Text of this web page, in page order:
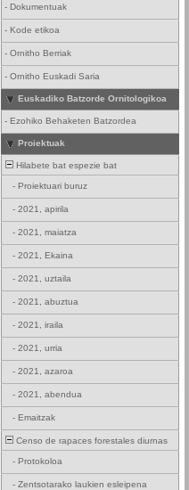
- Dokumentuak
- Kode etikoa
- Ornitho Berriak
- Ornitho Euskadi Saria
Euskadiko Batzorde Ornitologikoa
- Ezohiko Behaketen Batzordea
Proiektuak
Hilabete bat espezie bat
- Proiektuari buruz
- 2021, apirila
- 2021, maiatza
- 2021, Ekaina
- 2021, uztaila
- 2021, abuztua
- 2021, iraila
- 2021, urria
- 2021, azaroa
- 2021, abendua
- Emaitzak
Censo de rapaces forestales diurnas
- Protokoloa
- Zentsotarako laukien esleipena